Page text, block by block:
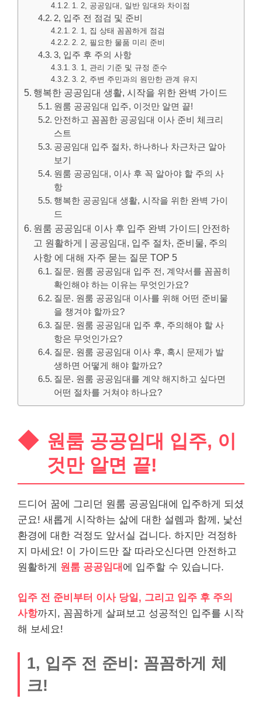
1. 2, 공공임대, 일반 임대와 차이점
2, 입주 전 점검 및 준비
2. 1, 집 상태 꼼꼼하게 점검
2. 2, 필요한 물품 미리 준비
3, 입주 후 주의 사항
3. 1, 관리 기준 및 규정 준수
3. 2, 주변 주민과의 원만한 관계 유지
행복한 공공임대 생활, 시작을 위한 완벽 가이드
원룸 공공임대 입주, 이것만 알면 끝!
안전하고 꼼꼼한 공공임대 이사 준비 체크리
스트
공공임대 입주 절차, 하나하나 차근차근 알아
보기
원룸 공공임대, 이사 후 꼭 알아야 할 주의 사
항
행복한 공공임대 생활, 시작을 위한 완벽 가이
드
원룸 공공임대 이사 후 입주 완벽 가이드| 안전하
고 원활하게 | 공공임대, 입주 절차, 준비물, 주의
사항 에 대해 자주 묻는 질문 TOP 5
질문. 원룸 공공임대 입주 전, 계약서를 꼼꼼히
확인해야 하는 이유는 무엇인가요?
질문. 원룸 공공임대 이사를 위해 어떤 준비물
을 챙겨야 할까요?
질문. 원룸 공공임대 입주 후, 주의해야 할 사
항은 무엇인가요?
질문. 원룸 공공임대 이사 후, 혹시 문제가 발
생하면 어떻게 해야 할까요?
질문. 원룸 공공임대를 계약 해지하고 싶다면
어떤 절차를 거쳐야 하나요?
원룸 공공임대 입주, 이
것만 알면 끝!
드디어 꿈에 그리던 원룸 공공임대에 입주하게 되셨
군요! 새롭게 시작하는 삶에 대한 설렘과 함께, 낯선
환경에 대한 걱정도 앞서실 겁니다. 하지만 걱정하
지 마세요! 이 가이드만 잘 따라오신다면 안전하고
원활하게 원룸 공공임대 에 입주할 수 있습니다.
입주 전 준비부터 이사 당일, 그리고 입주 후 주의
사항까지, 꼼꼼하게 살펴보고 성공적인 입주를 시작
해 보세요!
1, 입주 전 준비: 꼼꼼하게 체
크!